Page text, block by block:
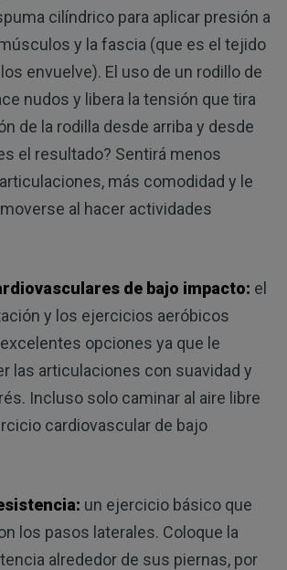
cilíndrico para aplicar presión a
y la fascia (que es el tejido
envuelve). El uso de un rodillo de
nudos y libera la tensión que tira
de la rodilla desde arriba y desde
el resultado? Sentirá menos
más comodidad y le
al hacer actividades
de bajo impacto: el
y los ejercicios aeróbicos
opciones ya que le
las articulaciones con suavidad y
Incluso solo caminar al aire libre
cardiovascular de bajo
un ejercicio básico que
los pasos laterales. Coloque la
alrededor de sus piernas, por